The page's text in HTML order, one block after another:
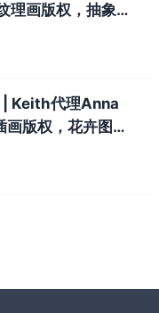
理画版权，抽象纹
Keith代理Anna
版权，花卉图案